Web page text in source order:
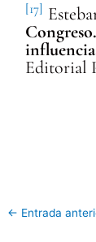
[17]
Editorial
← Entrada